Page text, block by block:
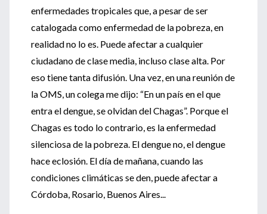
enfermedades tropicales que, a pesar de ser
catalogada como enfermedad de la pobreza, en
realidad no lo es. Puede afectar a cualquier
ciudadano de clase media, incluso clase alta. Por
eso tiene tanta difusión. Una vez, en una reunión de
la OMS, un colega me dijo: “En un país en el que
entra el dengue, se olvidan del Chagas”. Porque el
Chagas es todo lo contrario, es la enfermedad
silenciosa de la pobreza. El dengue no, el dengue
hace eclosión. El día de mañana, cuando las
condiciones climáticas se den, puede afectar a
Córdoba, Rosario, Buenos Aires...